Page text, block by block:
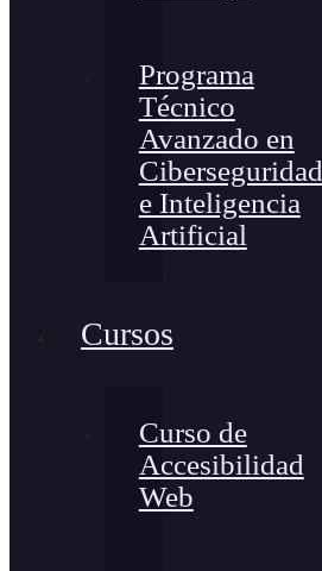
Programa
Técnico
Avanzado en
Ciberseguridad
e Inteligencia
Artificial
Cursos
Curso de
Accesibilidad
Web